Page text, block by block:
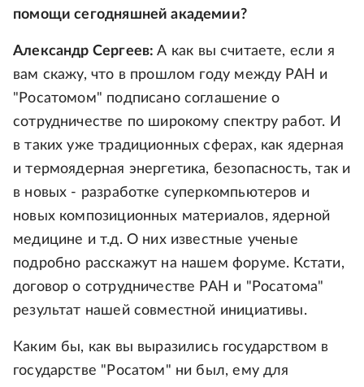
помощи сегодняшней академии?
Александр Сергеев:А как вы считаете, если я
вам скажу, что в прошлом году между РАН и
"Росатомом" подписано соглашение о
сотрудничестве по широкому спектру работ. И
в таких уже традиционных сферах, как ядерная
и термоядерная энергетика, безопасность, так и
в новых - разработке суперкомпьютеров и
новых композиционных материалов, ядерной
медицине и т.д. О них известные ученые
подробно расскажут на нашем форуме. Кстати,
договор о сотрудничестве РАН и "Росатома"
результат нашей совместной инициативы.
Каким бы, как вы выразились государством в
государстве "Росатом" ни был, ему для